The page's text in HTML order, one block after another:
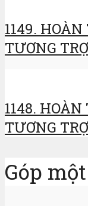
1149.
TƯƠNG
1148.
TƯƠNG
Góp